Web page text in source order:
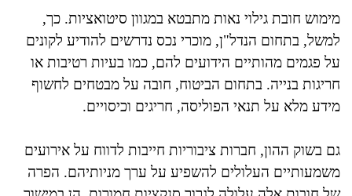
מימוש חובת גילוי נאות מתבטא במגוון סיטואציות. כך,
למשל, בתחום הנדל"ן, מוכרי נכס נדרשים להודיע לקונים
על פגמים מהותיים הידועים להם, כמו בעיות רטיבות או
חריגות בנייה. בתחום הביטוח, חובה על מבטחים לחשוף
מידע מלא על תנאי הפוליסה, חריגים וכיסויים.
גם בשוק ההון, חברות ציבוריות חייבות לדווח על אירועים
משמעותיים העלולים להשפיע על ערך מניותיהם. הפרה